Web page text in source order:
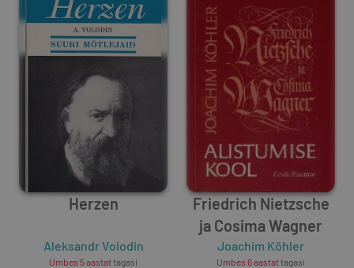
Herzen
Aleksandr Volodin
Umbes 5 aastattagasi
Friedrich Nietzsche
ja Cosima Wagner
Joachim Köhler
Umbes 6 aastattagasi